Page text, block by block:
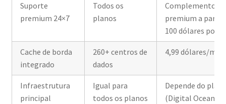
Suporte
premium 24×7
Todos os
planos
Complemento
premium a partir
100 dólares por
Cache de borda
integrado
260+ centros de
dados
4,99 dólares/mês
Infraestrutura
principal
Igual para
todos os planos
Depende do
(Digital Ocean,